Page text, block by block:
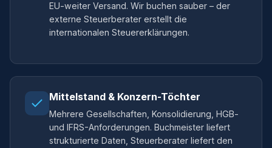
EU-weiter Versand. Wir buchen sauber – der
externe Steuerberater erstellt die
internationalen Steuererklärungen.
Mittelstand & Konzern-Töchter
Mehrere Gesellschaften, Konsolidierung, HGB-
und IFRS-Anforderungen. Buchmeister liefert
strukturierte Daten, Steuerberater liefert den